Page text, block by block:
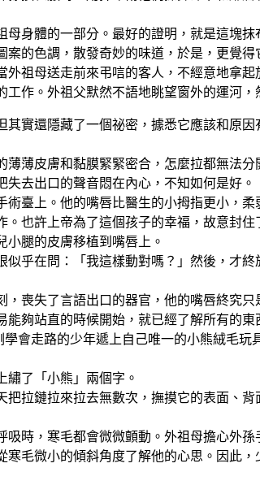
身體的一部分。最好的證明，就是這塊
的色調，散發奇妙的味道，於是，更覺得
祖母送走前來弔唁的客人，不經意地拿
作。外祖父默然不語地眺望窗外的運河
實還隱藏了一個祕密，據悉它應該和原
薄皮膚和黏膜緊緊密合，怎麼拉都無法
去出口的聲音悶在內心，不知如何是好。
臺上。他的嘴唇比醫生的小拇指更小，
也許上帝為了這個孩子的幸福，故意封住
腿的皮膚移植到嘴唇上。
乎在問：「我這樣動對嗎？」然後，才
喪失了言語出口的器官，他的嘴唇終究只
夠站直的時候開始，就已經了解所有的
會走路的少年遞上自己唯一的小熊絨毛玩
了「小熊」兩個字。
拉鏈拉來拉去無數次，撫摸它的表面、
時，寒毛都會微微顫動。外祖母擔心外
毛微小的傾斜角度了解他的心思。因此